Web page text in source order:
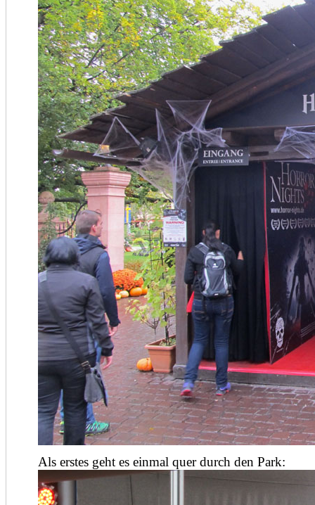
Als erstes geht es einmal quer durch den Park: